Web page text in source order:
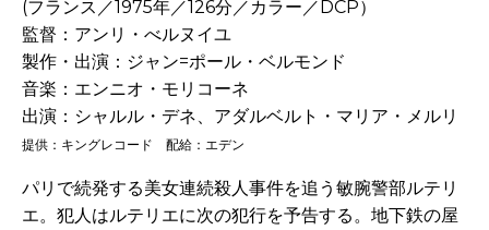
(フランス／1975年／126分／カラー／DCP）
監督：アンリ・べルヌイユ
製作・出演：ジャン=ポール・ベルモンド
音楽：エンニオ・モリコーネ
出演：シャルル・デネ、アダルベルト・マリア・メルリ
提供：キングレコード 配給：エデン
パリで続発する美女連続殺人事件を追う敏腕警部ルテリ
エ。犯人はルテリエに次の犯行を予告する。地下鉄の屋